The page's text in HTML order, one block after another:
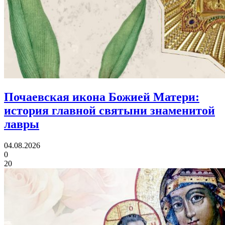
Почаевская икона Божией Матери:
история главной святыни знаменитой
лавры
04.08.2026
0
20